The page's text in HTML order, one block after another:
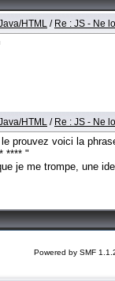
HTML / Re : JS - Ne
HTML / Re : JS - Ne
prouvez voici la
**** "
je me trompe, une
Powered by SMF